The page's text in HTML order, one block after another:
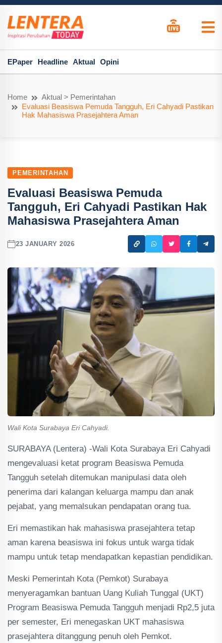
EPaper Headline Aktual Opini
Home
Aktual > Pemerintahan
Evaluasi Beasiswa Pemuda Tangguh, Eri Cahyadi Pastikan
Hak Mahasiswa Prasejahtera Aman
PEMERINTAHAN
Evaluasi Beasiswa Pemuda
Tangguh, Eri Cahyadi Pastikan Hak
Mahasiswa Prasejahtera Aman
23 JANUARY 2026
Wali Kota Surabaya Eri Cahyadi.
SURABAYA (Lentera) -Wali Kota Surabaya Eri Cahyadi
mengevaluasi ketat program Beasiswa Pemuda
Tangguh setelah ditemukan manipulasi data oleh
penerima dari kalangan keluarga mampu dan anak
pejabat, yang memalsukan pendapatan orang tua.
Eri memastikan hak mahasiswa prasejahtera tetap
aman karena beasiswa ini fokus untuk warga tidak
mampu untuk tetap mendapatkan kepastian pendidikan.
Meski Pemerintah Kota (Pemkot) Surabaya
menyeragamkan bantuan Uang Kuliah Tunggal (UKT)
Program Beasiswa Pemuda Tangguh menjadi Rp2,5 juta
per semester, Eri menegaskan UKT mahasiswa
prasejahtera ditanggung penuh oleh Pemkot.